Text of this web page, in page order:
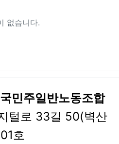
없습니다.
민주일반노동조합
털로 33길 50(벽산
호